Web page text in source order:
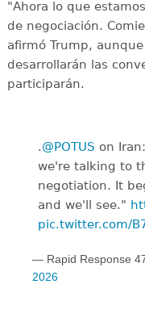
"Ahora lo que
de negociación.
afirmó Trump,
desarrollarán las
participarán.
.@POTUS on
we're talking to
negotiation. It
and we'll see."
pic.twitter.com/
— Rapid Response
2026